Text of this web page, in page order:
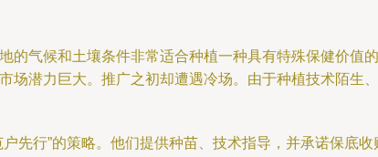
的气候和土壤条件非常适合种植一种具有特殊保健价值
场潜力巨大。推广之初却遭遇冷场。由于种植技术陌生
先行”的策略。他们提供种苗、技术指导，并承诺保底